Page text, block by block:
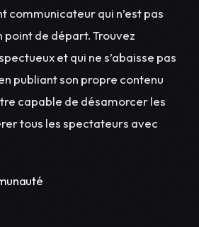
communicateur qui n’est pas
point de départ. Trouvez
et qui ne s’abaisse pas
publiant son propre contenu
capable de désamorcer les
tous les spectateurs avec